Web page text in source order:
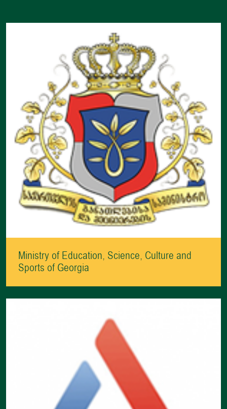
Ministry of Education, Science, Culture and
Sports of Georgia